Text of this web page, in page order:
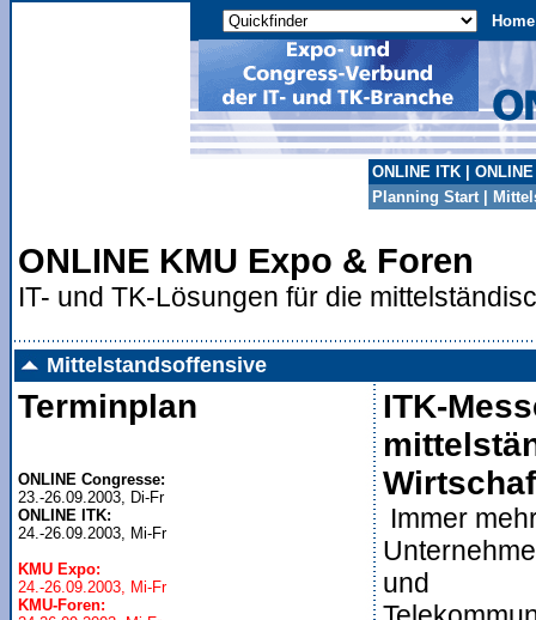
Home
ONLINE ITK
Planning Start
ONLINE KMU Expo & Foren
IT- und TK-Lösungen für die
Mittelstandsoffensive
Terminplan
ONLINE Congresse:
ONLINE ITK:
KMU Expo:
KMU-Foren:
ITK-
Immer
und